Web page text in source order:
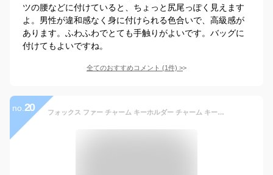
ツの腰などに付けていると、ちょっと尻尾っぽく見えます
よ。男性が違和感なく身に付けられる色合いで、高級感が
あります。ふわふわでとても手触りがよいです。バッグに
付けてもよいですね。
全てのおすすめコメント (1件) >
no. 20 フォックス ファー チャーム キーホルダー チャーム キーチェーン ファー チャーム 可愛い ふわふわ ポンポン 大 ストラップ リアル ミセス ファッション(fcm0800)